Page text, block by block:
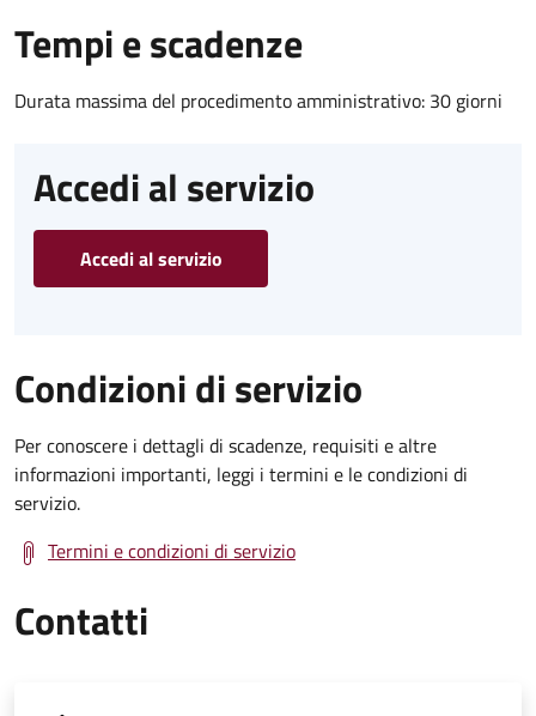
Tempi e scadenze
Durata massima del procedimento amministrativo: 30 giorni
Accedi al servizio
Accedi al servizio
Condizioni di servizio
Per conoscere i dettagli di scadenze, requisiti e altre
informazioni importanti, leggi i termini e le condizioni di
servizio.
Termini e condizioni di servizio
Contatti